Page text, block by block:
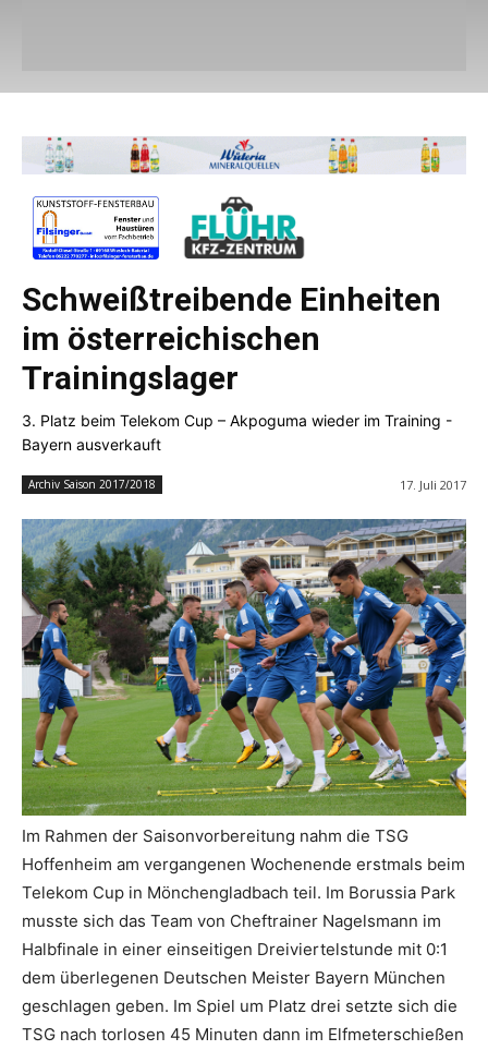
Schweißtreibende Einheiten
im österreichischen
Trainingslager
3. Platz beim Telekom Cup – Akpoguma wieder im Training -
Bayern ausverkauft
Archiv Saison 2017/2018 17. Juli 2017
Im Rahmen der Saisonvorbereitung nahm die TSG
Hoffenheim am vergangenen Wochenende erstmals beim
Telekom Cup in Mönchengladbach teil. Im Borussia Park
musste sich das Team von Cheftrainer Nagelsmann im
Halbfinale in einer einseitigen Dreiviertelstunde mit 0:1
dem überlegenen Deutschen Meister Bayern München
geschlagen geben. Im Spiel um Platz drei setzte sich die
TSG nach torlosen 45 Minuten dann im Elfmeterschießen